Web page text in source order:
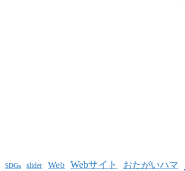
SDGs slider Web Webサイト おたがいハマ